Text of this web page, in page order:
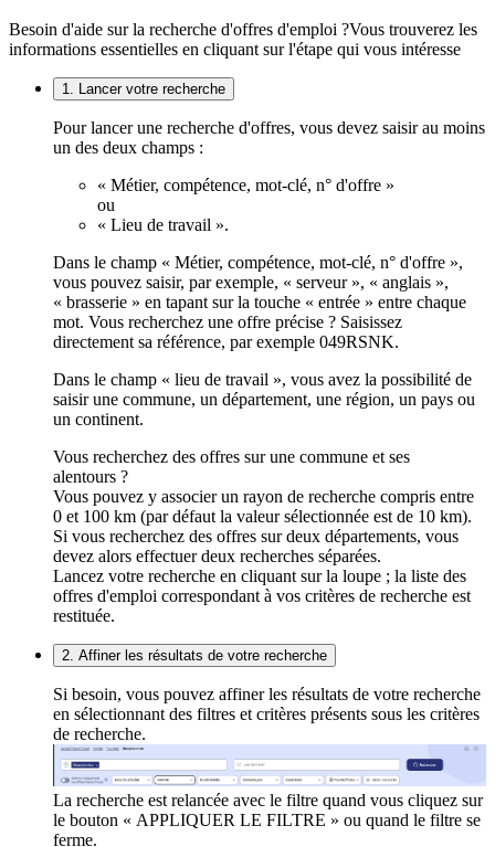
Besoin d'aide sur la recherche d'offres d'emploi ?Vous trouverez les
informations essentielles en cliquant sur l'étape qui vous intéresse
1. Lancer votre recherche
Pour lancer une recherche d'offres, vous devez saisir au moins
un des deux champs :
« Métier, compétence, mot-clé, n° d'offre »
ou
« Lieu de travail ».
Dans le champ « Métier, compétence, mot-clé, n° d'offre »,
vous pouvez saisir, par exemple, « serveur », « anglais »,
« brasserie » en tapant sur la touche « entrée » entre chaque
mot. Vous recherchez une offre précise ? Saisissez
directement sa référence, par exemple 049RSNK.
Dans le champ « lieu de travail », vous avez la possibilité de
saisir une commune, un département, une région, un pays ou
un continent.
Vous recherchez des offres sur une commune et ses
alentours ?
Vous pouvez y associer un rayon de recherche compris entre
0 et 100 km (par défaut la valeur sélectionnée est de 10 km).
Si vous recherchez des offres sur deux départements, vous
devez alors effectuer deux recherches séparées.
Lancez votre recherche en cliquant sur la loupe ; la liste des
offres d'emploi correspondant à vos critères de recherche est
restituée.
2. Affiner les résultats de votre recherche
Si besoin, vous pouvez affiner les résultats de votre recherche
en sélectionnant des filtres et critères présents sous les critères
de recherche.
La recherche est relancée avec le filtre quand vous cliquez sur
le bouton « APPLIQUER LE FILTRE » ou quand le filtre se
ferme.